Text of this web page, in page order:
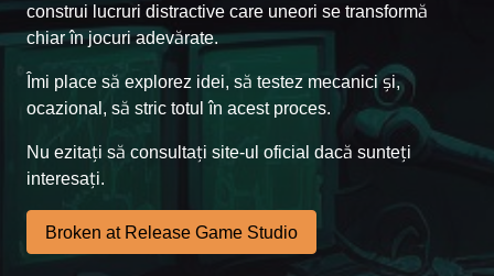
construi lucruri distractive care uneori se transformă
chiar în jocuri adevărate.
Îmi place să explorez idei, să testez mecanici și,
ocazional, să stric totul în acest proces.
Nu ezitați să consultați site-ul oficial dacă sunteți
interesați.
Broken at Release Game Studio